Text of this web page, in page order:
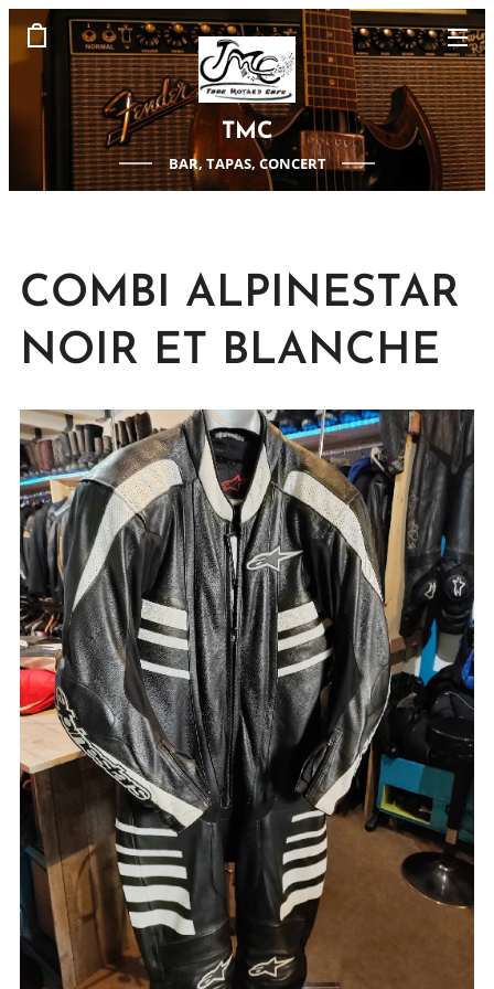
TMC
BAR, TAPAS, CONCERT
COMBI ALPINESTAR
NOIR ET BLANCHE